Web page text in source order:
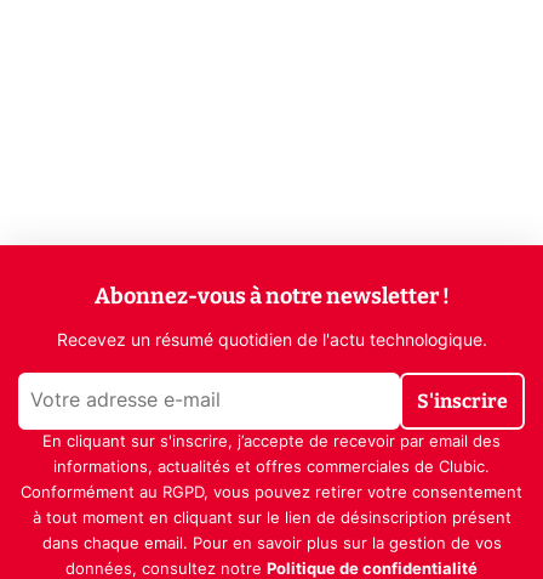
Abonnez-vous à notre newsletter !
Recevez un résumé quotidien de l'actu technologique.
S'inscrire
En cliquant sur s'inscrire, j’accepte de recevoir par email des
informations, actualités et offres commerciales de Clubic.
Conformément au RGPD, vous pouvez retirer votre consentement
à tout moment en cliquant sur le lien de désinscription présent
dans chaque email. Pour en savoir plus sur la gestion de vos
données, consultez notre Politique de confidentialité